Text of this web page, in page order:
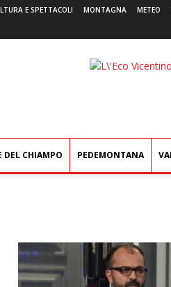
E SPETTACOLI MONTAGNA METEO
L'Eco
DEL CHIAMPO PEDEMONTANA